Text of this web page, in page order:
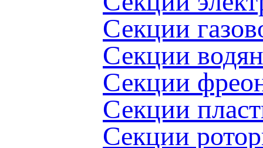
Секции
Секции
Секции
Секции
Cекции